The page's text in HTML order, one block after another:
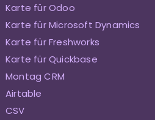
Karte für Odoo
Karte für Microsoft Dynamics
Karte für Freshworks
Karte für Quickbase
Montag CRM
Airtable
CSV